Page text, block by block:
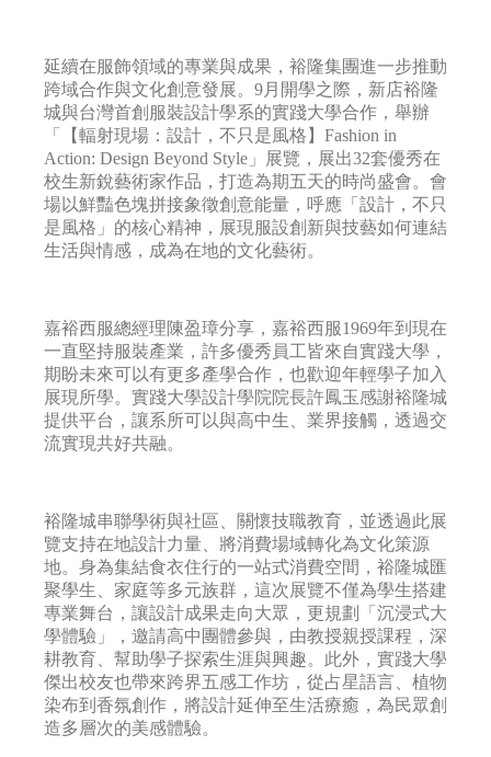
延續在服飾領域的專業與成果，裕隆集團進一步推動
跨域合作與文化創意發展。9月開學之際，新店裕隆
城與台灣首創服裝設計學系的實踐大學合作，舉辦
「【輻射現場：設計，不只是風格】Fashion in
Action: Design Beyond Style」展覽，展出32套優秀在
校生新銳藝術家作品，打造為期五天的時尚盛會。會
場以鮮豔色塊拼接象徵創意能量，呼應「設計，不只
是風格」的核心精神，展現服設創新與技藝如何連結
生活與情感，成為在地的文化藝術。
嘉裕西服總經理陳盈璋分享，嘉裕西服1969年到現在
一直堅持服裝產業，許多優秀員工皆來自實踐大學，
期盼未來可以有更多產學合作，也歡迎年輕學子加入
展現所學。實踐大學設計學院院長許鳳玉感謝裕隆城
提供平台，讓系所可以與高中生、業界接觸，透過交
流實現共好共融。
裕隆城串聯學術與社區、關懷技職教育，並透過此展
覽支持在地設計力量、將消費場域轉化為文化策源
地。身為集結食衣住行的一站式消費空間，裕隆城匯
聚學生、家庭等多元族群，這次展覽不僅為學生搭建
專業舞台，讓設計成果走向大眾，更規劃「沉浸式大
學體驗」，邀請高中團體參與，由教授親授課程，深
耕教育、幫助學子探索生涯與興趣。此外，實踐大學
傑出校友也帶來跨界五感工作坊，從占星語言、植物
染布到香氛創作，將設計延伸至生活療癒，為民眾創
造多層次的美感體驗。